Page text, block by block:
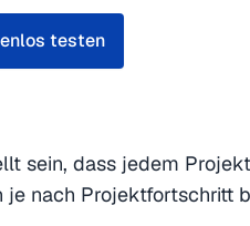
testen
sein, dass jedem
je nach Projektfortschritt